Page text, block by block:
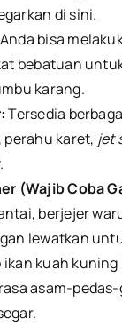
di sini.
Anda bisa
bebatuan
karang.
Tersedia
perahu karet, jet
.
(Wajib Coba
berjejer
lewatkan
ikan kuah
asam-